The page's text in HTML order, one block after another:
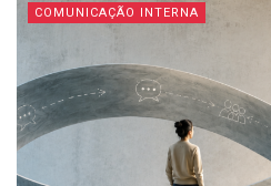
COMUNICAÇÃO INTERNA